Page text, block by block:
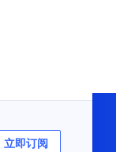
立即订阅